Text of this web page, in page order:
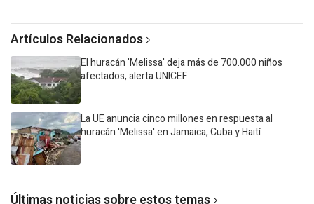
Artículos Relacionados
El huracán 'Melissa' deja más de 700.000 niños
afectados, alerta UNICEF
La UE anuncia cinco millones en respuesta al
huracán 'Melissa' en Jamaica, Cuba y Haití
Últimas noticias sobre estos temas